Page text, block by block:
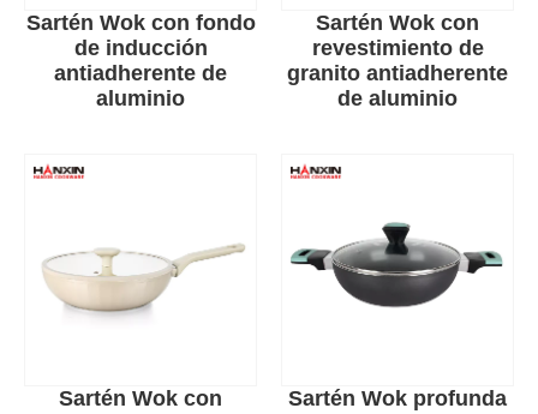
Sartén Wok con fondo
de inducción
antiadherente de
aluminio
Sartén Wok con
revestimiento de
granito antiadherente
de aluminio
Sartén Wok con
Sartén Wok profunda